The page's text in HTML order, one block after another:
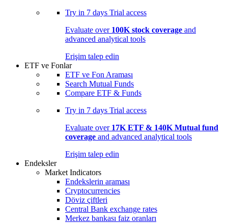
Try in 7 days Trial access
Evaluate over 100K stock coverage and
advanced analytical tools
Erişim talep edin
ETF ve Fonlar
ETF ve Fon Araması
Search Mutual Funds
Compare ETF & Funds
Try in 7 days Trial access
Evaluate over 17K ETF & 140K Mutual fund
coverage and advanced analytical tools
Erişim talep edin
Endeksler
Market Indicators
Endekslerin araması
Cryptocurrencies
Döviz çiftleri
Central Bank exchange rates
Merkez bankası faiz oranları